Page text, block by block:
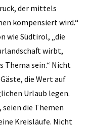
der mittels
kompensiert wird.“
wie Südtirol, „die
wirbt,
Thema sein.“ Nicht
die Wert auf
Urlaub legen.
seien die Themen
Kreisläufe. Nicht